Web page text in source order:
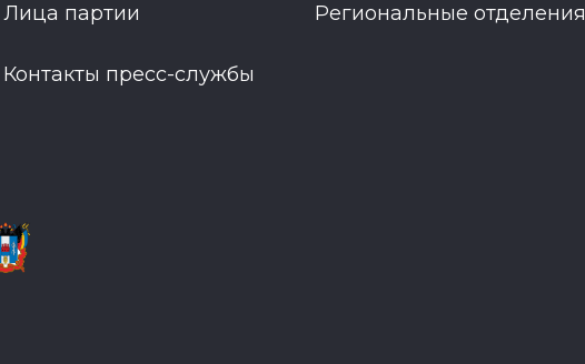
Лица партии Региональные отделения
Контакты пресс-службы